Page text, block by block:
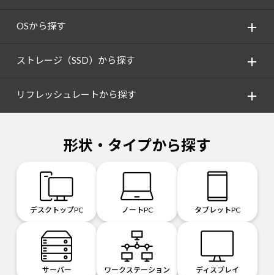
OSから探す
ストレージ（SSD）から探す
リフレッシュレートから探す
形状・タイプから探す
デスクトップPC ノートPC タブレットPC
サーバー ワークステーション ディスプレイ